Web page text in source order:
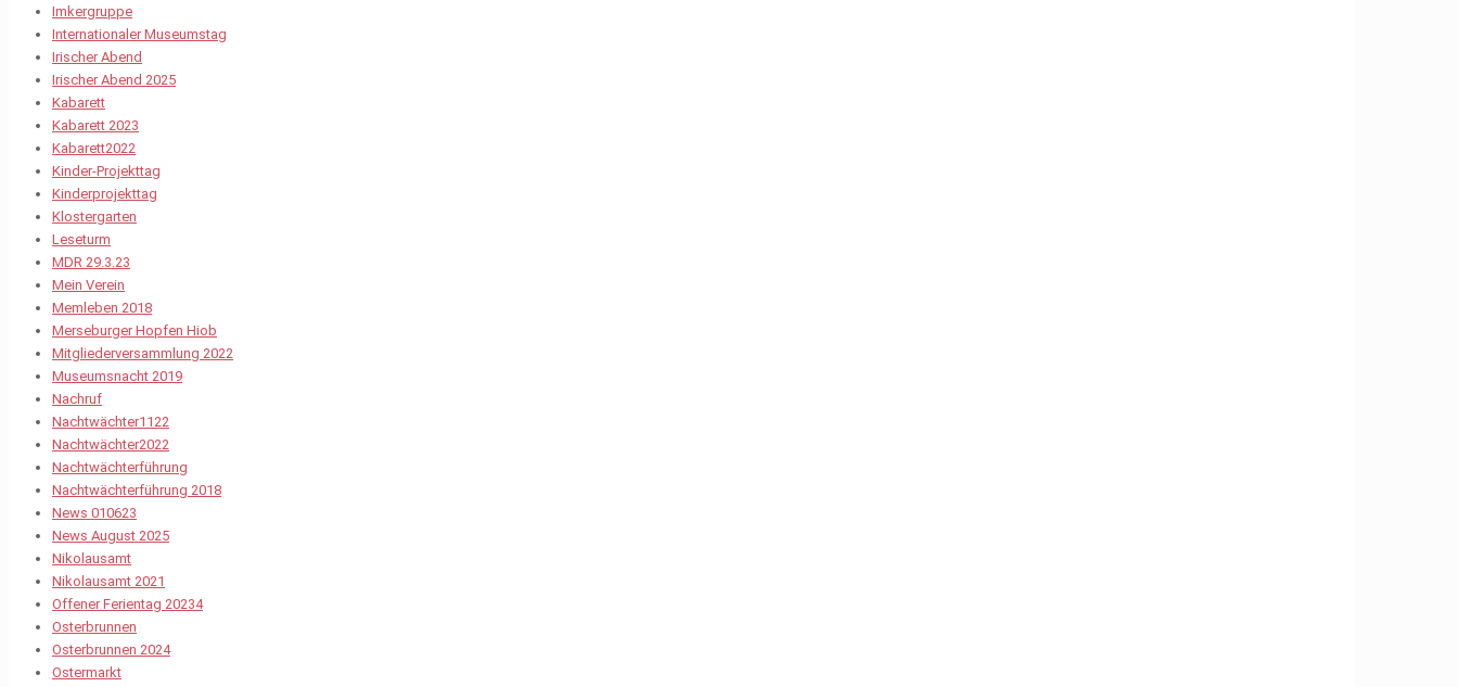
Imkergruppe
Internationaler Museumstag
Irischer Abend
Irischer Abend 2025
Kabarett
Kabarett 2023
Kabarett2022
Kinder-Projekttag
Kinderprojekttag
Klostergarten
Leseturm
MDR 29.3.23
Mein Verein
Memleben 2018
Merseburger Hopfen Hiob
Mitgliederversammlung 2022
Museumsnacht 2019
Nachruf
Nachtwächter1122
Nachtwächter2022
Nachtwächterführung
Nachtwächterführung 2018
News 010623
News August 2025
Nikolausamt
Nikolausamt 2021
Offener Ferientag 20234
Osterbrunnen
Osterbrunnen 2024
Ostermarkt